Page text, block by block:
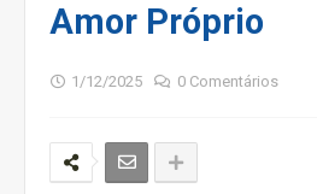
Amor Próprio
1/12/2025 0 Comentários